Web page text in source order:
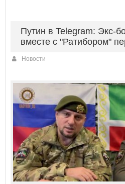
Путин в Telegram: Экс-
вместе с "Ратибором"
Новости